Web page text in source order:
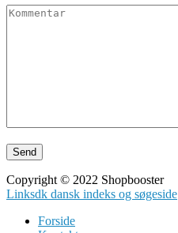
Copyright © 2022 Shopbooster
Linksdk dansk indeks og søgeside
Forside